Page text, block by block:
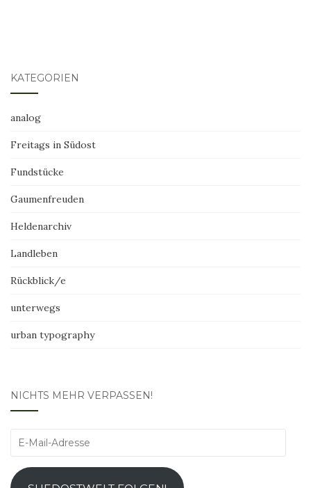
KATEGORIEN
analog
Freitags in Südost
Fundstücke
Gaumenfreuden
Heldenarchiv
Landleben
Rückblick/e
unterwegs
urban typography
NICHTS MEHR VERPASSEN!
E-
Adresse